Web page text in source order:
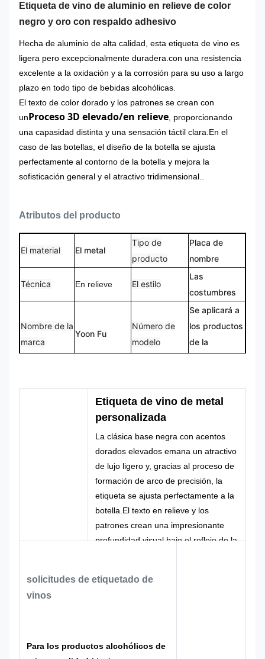
Etiqueta de vino de aluminio en relieve de color
negro y oro con respaldo adhesivo
Hecha de aluminio de alta calidad, esta etiqueta de vino es
ligera pero excepcionalmente duradera.con una resistencia
excelente a la oxidación y a la corrosión para su uso a largo
plazo en todo tipo de bebidas alcohólicas.
El texto de color dorado y los patrones se crean con
unProceso 3D elevado/en relieve , proporcionando
una capasidad distinta y una sensación táctil clara.En el
caso de las botellas, el diseño de la botella se ajusta
perfectamente al contorno de la botella y mejora la
sofisticación general y el atractivo tridimensional..
Atributos del producto
El material El metal
Tipo de
producto
Placa de
nombre
Técnica En relieve El estilo
Las
costumbres
Nombre de la
marca
Yoon Fu
Número de
modelo
Se aplicará a
los productos
de la
identificación
metálica
Tamaño
cliente
Logotipo
personalizadopiezas
personalizada
100% hecho a
medida
Etiqueta de vino de metal
personalizada
La clásica base negra con acentos
dorados elevados emana un atractivo
de lujo ligero y, gracias al proceso de
formación de arco de precisión, la
etiqueta se ajusta perfectamente a la
botella.El texto en relieve y los
patrones crean una impresionante
profundidad visual bajo el reflejo de la
que sus productos se destaquen de la
curvatura, con esquemas de colores
solicitudes de etiquetado de
vinos
Para los productos alcohólicos de